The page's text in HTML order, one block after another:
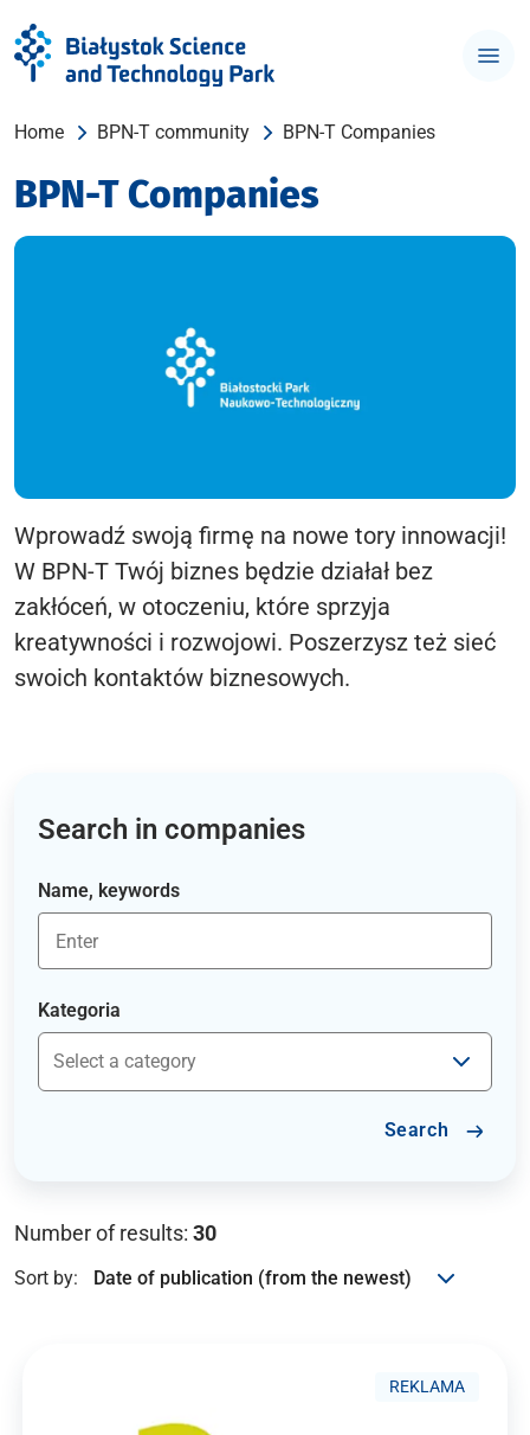
Home BPN-T community BPN-T Companies
BPN-T Companies
Wprowadź swoją firmę na nowe tory innowacji!
W BPN-T Twój biznes będzie działał bez
zakłóceń, w otoczeniu, które sprzyja
kreatywności i rozwojowi. Poszerzysz też sieć
swoich kontaktów biznesowych.
Search in companies
Name, keywords
Kategoria
Search
Number of results: 30
Sort by:
REKLAMA